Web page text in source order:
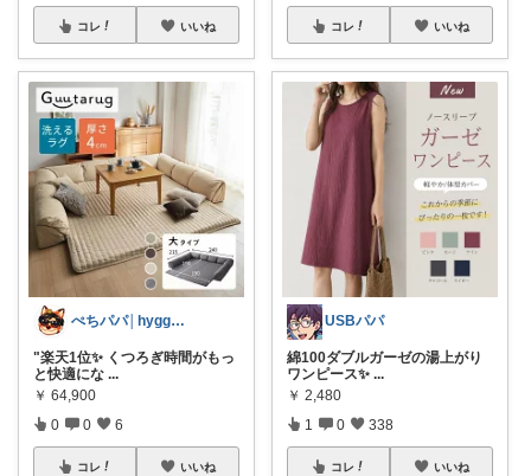
コレ いいね
ぺちパパ│hyggeな心意気を大切に🌿
"楽天1位✨ くつろぎ時間がもっ
と快適にな ...
￥ 64,900
0 0 6
コレ いいね
コレ いいね
USBパパ
綿100ダブルガーゼの湯上がり
ワンピース✨ ...
￥ 2,480
1 0 338
コレ いいね